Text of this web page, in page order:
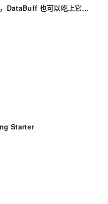
DataBuff 也可以吃上它的
Starter